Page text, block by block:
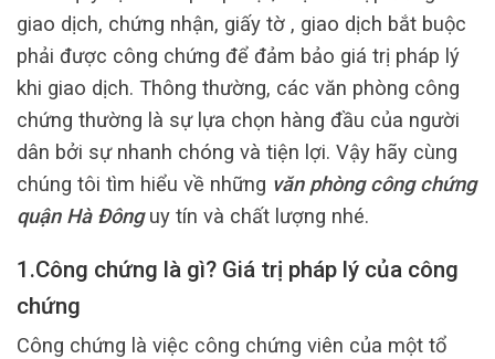
giao dịch, chứng nhận, giấy tờ , giao dịch bắt buộc
phải được công chứng để đảm bảo giá trị pháp lý
khi giao dịch. Thông thường, các văn phòng công
chứng thường là sự lựa chọn hàng đầu của người
dân bởi sự nhanh chóng và tiện lợi. Vậy hãy cùng
chúng tôi tìm hiểu về những văn phòng công chứng
quận Hà Đônguy tín và chất lượng nhé.
1.Công chứng là gì? Giá trị pháp lý của công
chứng
Công chứng là việc công chứng viên của một tổ